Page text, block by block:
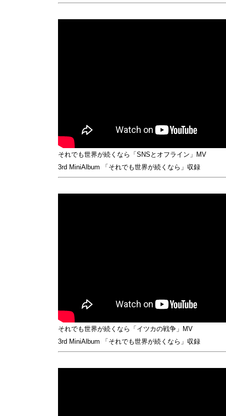
それでも世界が続くなら「SNSとオフライン」MV
3rd MiniAlbum 「それでも世界が続くなら」収録
それでも世界が続くなら「イツカの戦争」MV
3rd MiniAlbum 「それでも世界が続くなら」収録